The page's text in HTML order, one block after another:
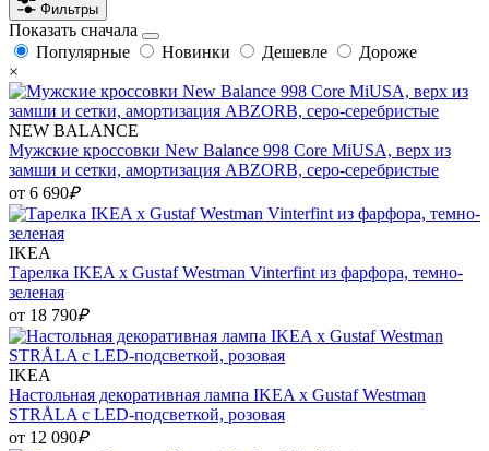
Фильтры
Показать сначала
Популярные
Новинки Дешевле
Дороже
×
NEW BALANCE
Мужские кроссовки New Balance 998 Core MiUSA, верх из
замши и сетки, амортизация ABZORB, серо-серебристые
от 6 690₽
IKEA
Тарелка IKEA x Gustaf Westman Vinterfint из фарфора, темно-
зеленая
от 18 790₽
IKEA
Настольная декоративная лампа IKEA x Gustaf Westman
STRÅLA с LED-подсветкой, розовая
от 12 090₽